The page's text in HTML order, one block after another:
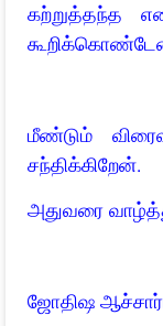
கற்றுத்தந்த
மீண்டும்
சந்திக்கிறேன்.
அதுவரை
ஜோதிஷ